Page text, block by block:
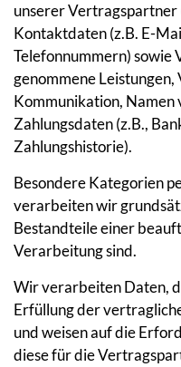
unserer Vertragspartner
Kontaktdaten (z.B. E-
Telefonnummern) sowie
genommene
Kommunikation, Namen
Zahlungsdaten (z.B.,
Zahlungshistorie).
Besondere Kategorien
verarbeiten wir
Bestandteile einer
Verarbeitung sind.
Wir verarbeiten Daten,
Erfüllung der
und weisen auf die
diese für die